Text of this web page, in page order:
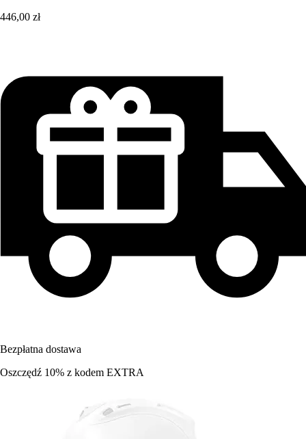
446,00 zł
Bezpłatna dostawa
Oszczędź 10% z kodem EXTRA